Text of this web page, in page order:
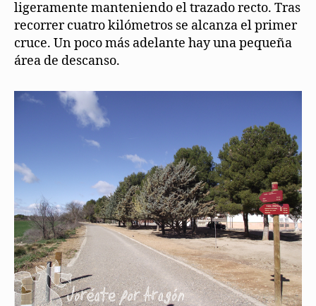
ligeramente manteniendo el trazado recto. Tras
recorrer cuatro kilómetros se alcanza el primer
cruce. Un poco más adelante hay una pequeña
área de descanso.